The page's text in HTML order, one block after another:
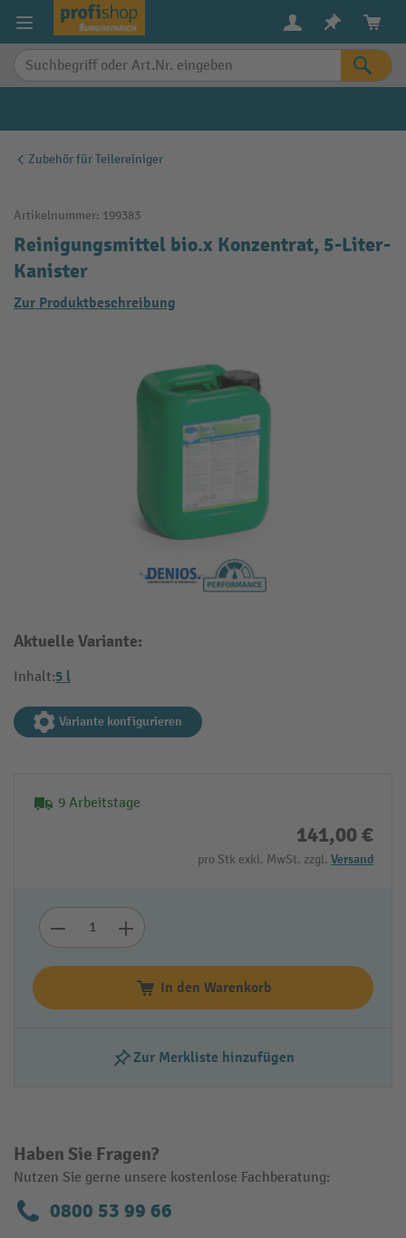
springen
Zubehör für Teilereiniger
Artikelnummer: 199383
Reinigungsmittel bio.x Konzentrat, 5-Liter-
Kanister
Zur Produktbeschreibung
Aktuelle Variante:
Inhalt:5 l
Variante konfigurieren
9 Arbeitstage
141,00 €
pro Stk exkl. MwSt. zzgl. Versand
In den Warenkorb
Zur Merkliste hinzufügen
Haben Sie Fragen?
Nutzen Sie gerne unsere kostenlose Fachberatung:
0800 53 99 66